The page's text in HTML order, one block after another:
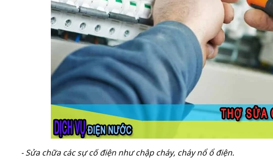
- Sửa chữa các sự cố điện như chập cháy, cháy nổ ổ điện.